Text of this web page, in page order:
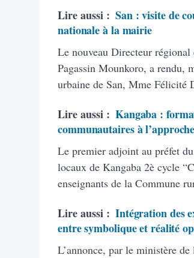
Lire aussi : San : visite de
nationale à la mairie
Le nouveau Directeur
Pagassin Mounkoro, a rendu,
urbaine de San, Mme Félicité
Lire aussi : Kangaba :
communautaires à
Le premier adjoint au préfet
locaux de Kangaba 2è cycle
enseignants de la Commune
Lire aussi : Intégration des
entre symbolique et réalité
L’annonce, par le ministère